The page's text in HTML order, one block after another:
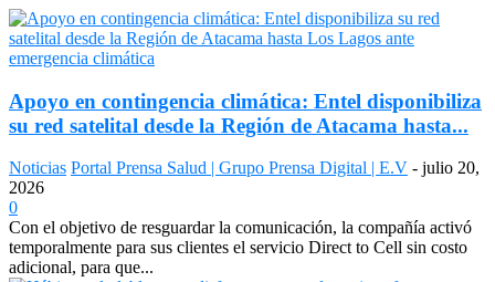
Apoyo en contingencia climática: Entel disponibiliza
su red satelital desde la Región de Atacama hasta...
Noticias Portal Prensa Salud | Grupo Prensa Digital | E.V - julio 20,
2026
0
Con el objetivo de resguardar la comunicación, la compañía activó
temporalmente para sus clientes el servicio Direct to Cell sin costo
adicional, para que...